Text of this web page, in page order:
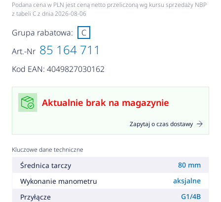
Podana cena w PLN jest ceną netto przeliczoną wg kursu sprzedaży NBP
z tabeli C z dnia 2026-08-06
Art.-Nr 85 164 711
Kod EAN: 4049827030162
Grupa rabatowa: C
Aktualnie brak na magazynie
Zapytaj o czas dostawy
Kluczowe dane techniczne
Średnica tarczy
80 mm
Wykonanie manometru
aksjalne
Przyłącze
G1/4B